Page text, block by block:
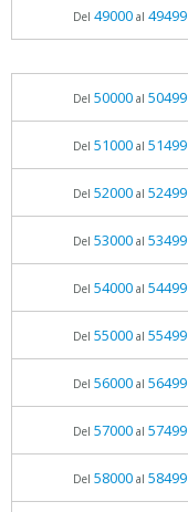
Del 49000al 49499
Del 50000al 50499
Del 51000al 51499
Del 52000al 52499
Del 53000al 53499
Del 54000al 54499
Del 55000al 55499
Del 56000al 56499
Del 57000al 57499
Del 58000al 58499